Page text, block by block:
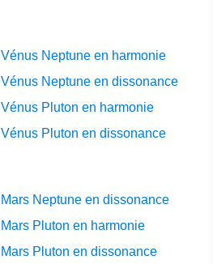
Vénus Neptune en harmonie
Vénus Neptune en dissonance
Vénus Pluton en harmonie
Vénus Pluton en dissonance
Mars Neptune en dissonance
Mars Pluton en harmonie
Mars Pluton en dissonance